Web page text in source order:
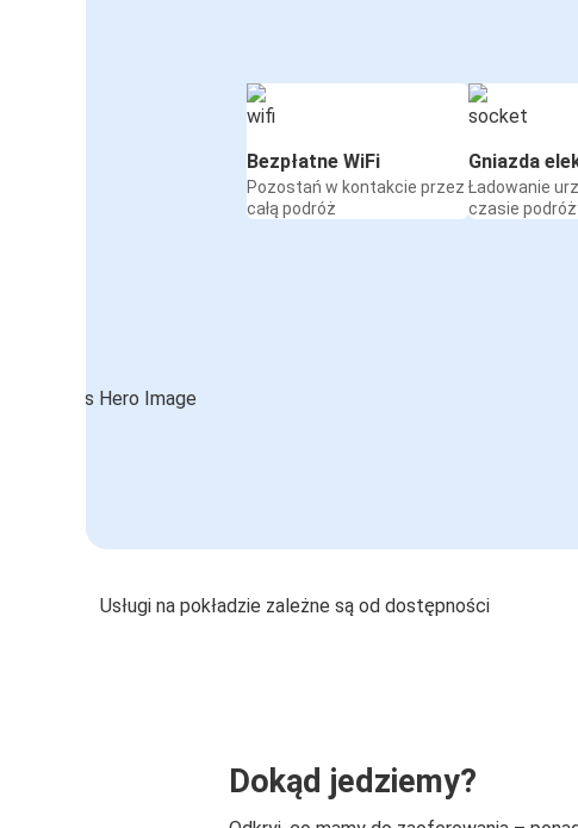
Bezpłatne WiFi
Pozostań w kontakcie przez
całą podróż
Gniazda
Ładowanie
czasie
Usługi na pokładzie zależne są od dostępności
Dokąd jedziemy?